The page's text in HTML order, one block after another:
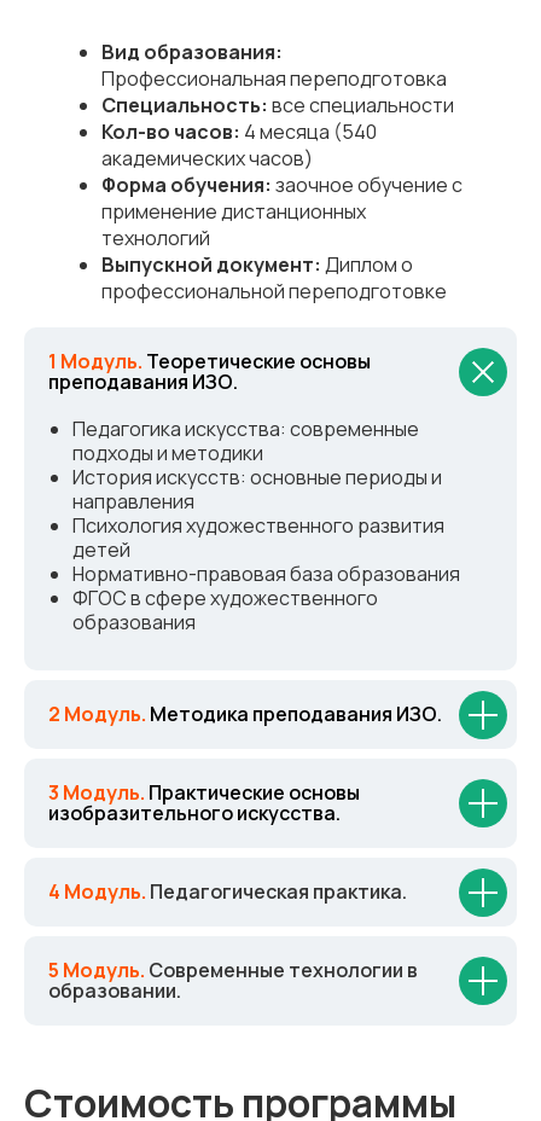
Вид образования:
Профессиональная переподготовка
Специальность: все специальности
Кол-во часов: 4 месяца (540
академических часов)
Форма обучения: заочное обучение с
применение дистанционных
технологий
Выпускной документ: Диплом о
профессиональной переподготовке
1 Модуль. Теоретические основы
преподавания ИЗО.
Педагогика искусства: современные
подходы и методики
История искусств: основные периоды и
направления
Психология художественного развития
детей
Нормативно-правовая база образования
ФГОС в сфере художественного
образования
2 Модуль. Методика преподавания ИЗО.
3 Модуль. Практические основы
изобразительного искусства.
4 Модуль. Педагогическая практика.
5 Модуль. Современные технологии в
образовании.
Стоимость программы